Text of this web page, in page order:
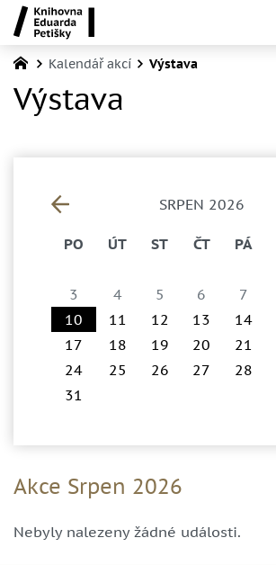
Kalendář akcí Výstava
Výstava
SRPEN 2026
PO ÚT ST ČT PÁ
3
4 5 6 7
10
11 12 13 14
17
18 19 20 21
24
25 26 27 28
31
Akce Srpen 2026
Nebyly nalezeny žádné události.